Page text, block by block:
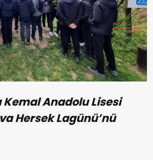
Anadolu Lisesi
Hersek Lagünü’nü